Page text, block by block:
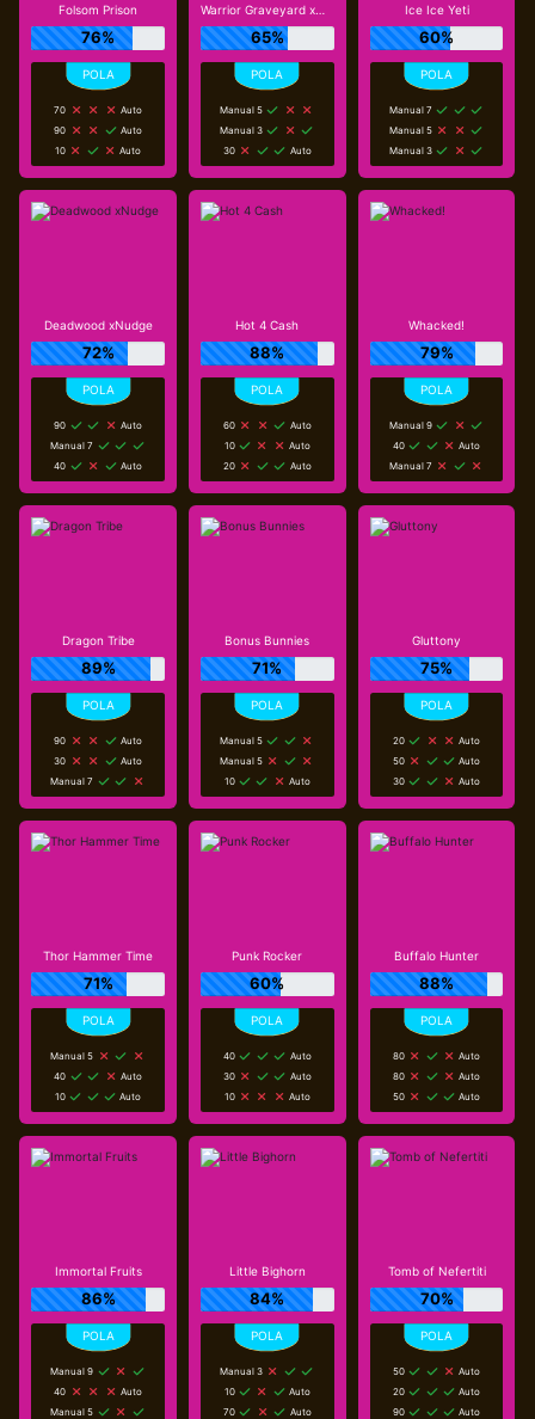
Folsom Prison
76%
70
Auto
90
Auto
10
Auto
Warrior Graveyard xNudge
65%
Manual 5
Manual 3
30
Auto
Ice Ice Yeti
60%
Manual 7
Manual 5
Manual 3
Deadwood xNudge
72%
90
Auto
Manual 7
40
Auto
Hot 4 Cash
88%
60
Auto
10
Auto
20
Auto
Whacked!
79%
Manual 9
40
Auto
Manual 7
Dragon Tribe
89%
90
Auto
30
Auto
Manual 7
Bonus Bunnies
71%
Manual 5
Manual 5
10
Auto
Gluttony
75%
20
Auto
50
Auto
30
Auto
Thor Hammer Time
71%
Manual 5
40
Auto
10
Auto
Punk Rocker
60%
40
Auto
30
Auto
10
Auto
Buffalo Hunter
88%
80
Auto
80
Auto
50
Auto
Immortal Fruits
86%
Manual 9
40
Auto
Manual 5
Little Bighorn
84%
Manual 3
10
Auto
70
Auto
Tomb of Nefertiti
70%
50
Auto
20
Auto
90
Auto